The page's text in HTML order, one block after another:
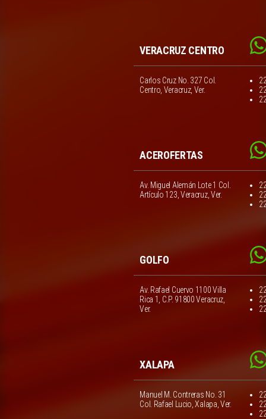
VERACRUZ CENTRO
Carlos Cruz No. 327 Col.
Centro, Veracruz, Ver.
ACEROFERTAS
Av. Miguel Alemán Lote 1 Col.
Artículo 123, Veracruz, Ver.
GOLFO
Av. Rafael Cuervo 1100 Villa
Rica 1, C.P. 91800 Veracruz,
Ver.
XALAPA
Manuel M. Contreras No. 31
Col. Rafael Lucio, Xalapa, Ver.